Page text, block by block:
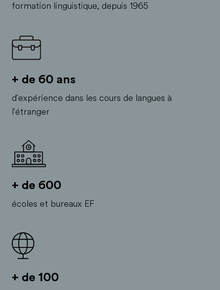
formation linguistique, depuis 1965
+ de 60 ans
d'expérience dans les cours de langues à
l'étranger
+ de 600
écoles et bureaux EF
+ de 100